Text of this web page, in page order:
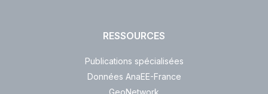
RESSOURCES
Publications spécialisées
Données AnaEE-France
GeoNetwork